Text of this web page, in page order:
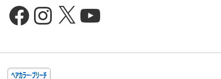
FacebookInstagram YouTube